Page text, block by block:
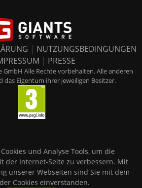
| NUTZUNGSBEDINGUNGEN
| PRESSE
GmbH Alle Rechte vorbehalten. Alle anderen
das Eigentum ihrer jeweiligen Besitzer.
und Analyse Tools, um die
der Internet-Seite zu verbessern. Mit
unserer Webseiten sind Sie mit dem
Cookies einverstanden.